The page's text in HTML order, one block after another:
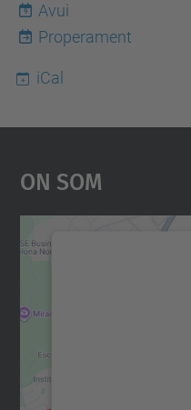
9
Avui
Properament
iCal
On Som